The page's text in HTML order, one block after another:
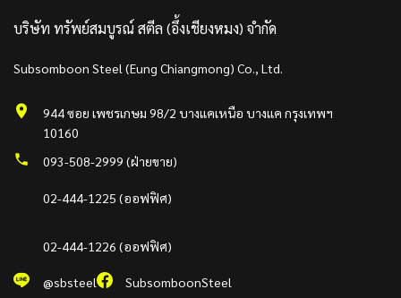
บริษัท ทรัพย์สมบูรณ์ สตีล (อึ้งเชียงหมง) จำกัด
Subsomboon Steel (Eung Chiangmong) Co., Ltd.
944 ซอย เพชรเกษม 98/2 บางแคเหนือ บางแค กรุงเทพฯ
10160
093-508-2999 (ฝ่ายขาย)
02-444-1225 (ออฟฟิศ)
02-444-1226 (ออฟฟิศ)
@sbsteel SubsomboonSteel